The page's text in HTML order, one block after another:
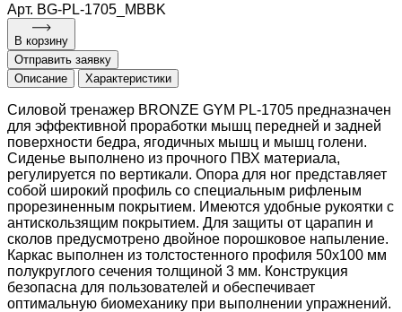
Арт. BG-PL-1705_MBBK
В корзину
Отправить заявку
Описание
Характеристики
Силовой тренажер BRONZE GYM PL-1705 предназначен
для эффективной проработки мышц передней и задней
поверхности бедра, ягодичных мышц и мышц голени.
Сиденье выполнено из прочного ПВХ материала,
регулируется по вертикали. Опора для ног представляет
собой широкий профиль со специальным рифленым
прорезиненным покрытием. Имеются удобные рукоятки с
антискользящим покрытием. Для защиты от царапин и
сколов предусмотрено двойное порошковое напыление.
Каркас выполнен из толстостенного профиля 50х100 мм
полукруглого сечения толщиной 3 мм. Конструкция
безопасна для пользователей и обеспечивает
оптимальную биомеханику при выполнении упражнений.